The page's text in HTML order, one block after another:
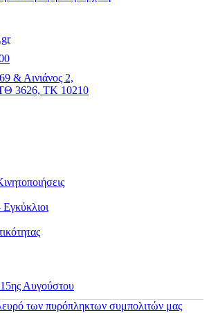
& Αινιάνος 2,
3626, ΤΚ 10210
Αυγούστου
των πυρόπληκτων συμπολιτών μας